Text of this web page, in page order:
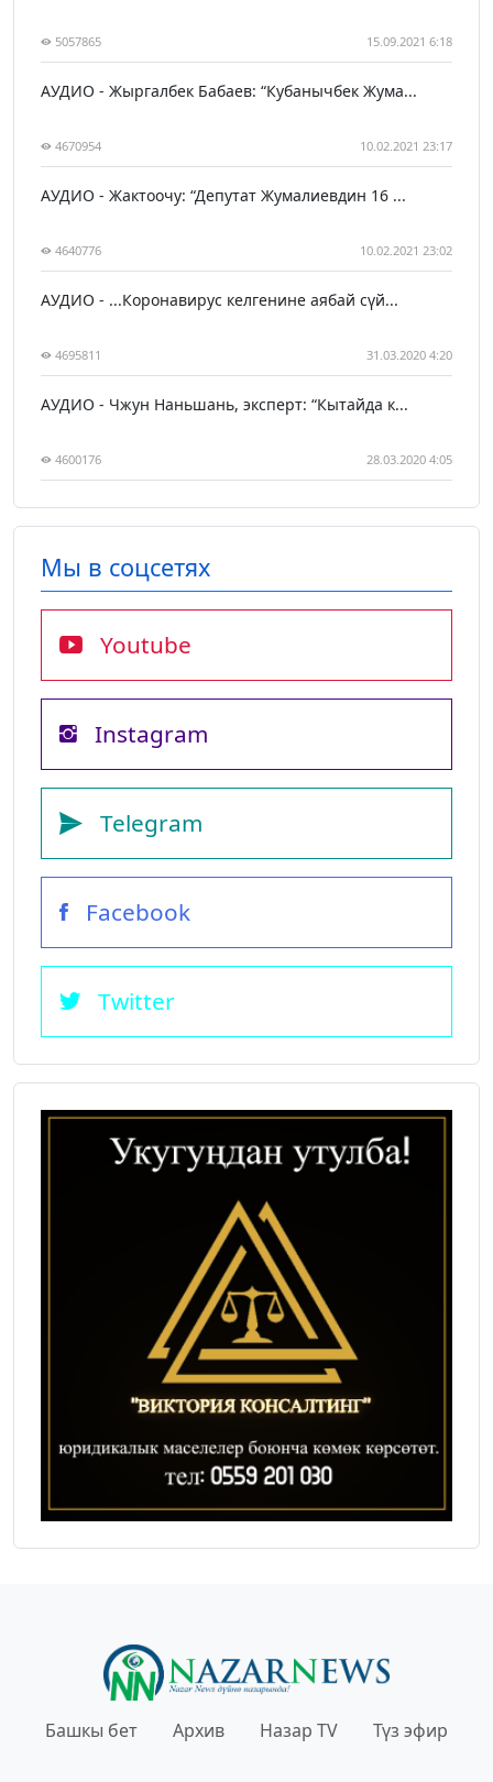
5057865 15.09.2021 6:18
АУДИО - Жыргалбек Бабаев: “Кубанычбек Жума...
4670954 10.02.2021 23:17
АУДИО - Жактоочу: “Депутат Жумалиевдин 16 ...
4640776 10.02.2021 23:02
АУДИО - ...Коронавирус келгенине аябай сүй...
4695811 31.03.2020 4:20
АУДИО - Чжун Наньшань, эксперт: “Кытайда к...
4600176 28.03.2020 4:05
Мы в соцсетях
Youtube
Instagram
Telegram
Facebook
Twitter
Башкы бет Архив Назар TV Түз эфир